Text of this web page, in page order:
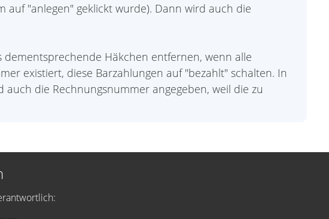
"anlegen" geklickt wurde). Dann wird auch die
Häkchen entfernen, wenn alle
existiert, diese Barzahlungen auf "bezahlt" schalten. In
die Rechnungsnummer angegeben, weil die zu